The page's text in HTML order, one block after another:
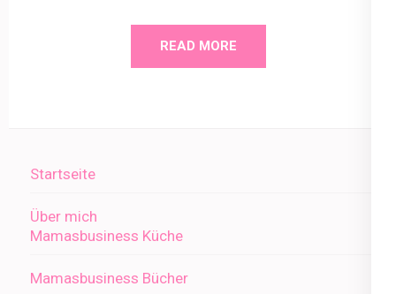
READ MORE
Startseite
Über mich
Mamasbusiness Küche
Mamasbusiness Bücher